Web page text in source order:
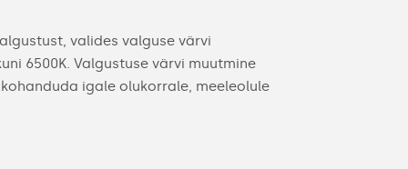
valides valguse värvi
6500K. Valgustuse värvi muutmine
igale olukorrale, meeleolule